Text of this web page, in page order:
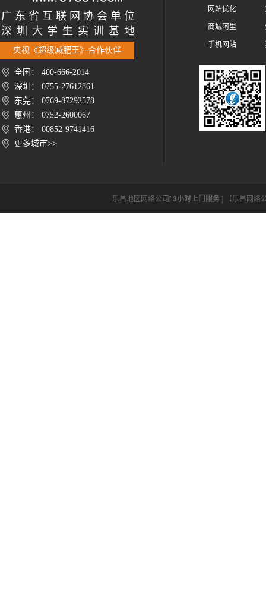
广 东 省 互 联 网 协 会 单 位
深 圳 大 学 生 实 训 基 地
央视《超级减肥王》合作伙伴
全国： 400-666-2014
深圳： 0755-27612861
东莞： 0769-87292578
惠州： 0752-2600067
香港： 00852-9741416
更多城市>>
网站优化
商城阿里
手机网站
乐昌地区网络公司[3小时上门服务] 【乐昌网络